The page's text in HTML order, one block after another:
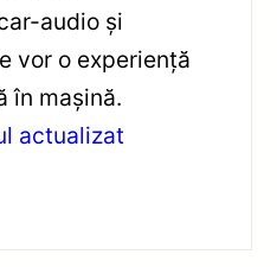
audio și
vor o experiență
în mașină.
actualizat